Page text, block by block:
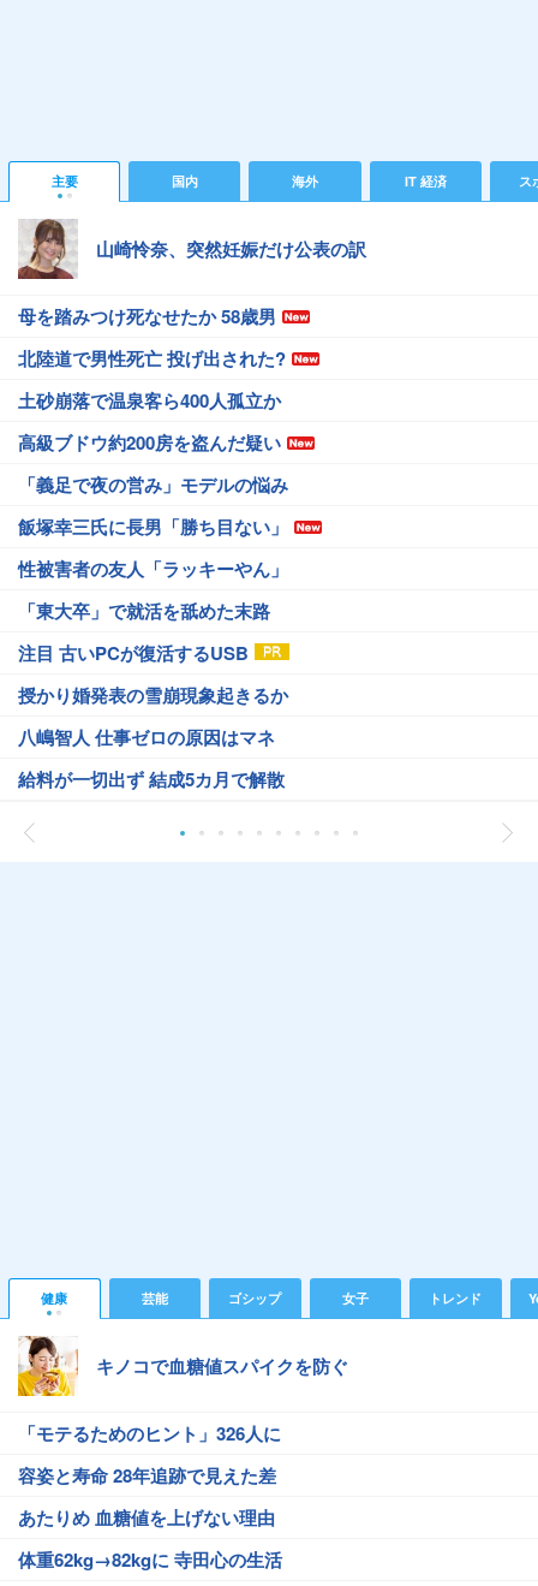
主要 国内 海外 IT 経済 ス
山崎怜奈、突然妊娠だけ公表の訳
母を踏みつけ死なせたか 58歳男
北陸道で男性死亡 投げ出された?
土砂崩落で温泉客ら400人孤立か
高級ブドウ約200房を盗んだ疑い
「義足で夜の営み」モデルの悩み
飯塚幸三氏に長男「勝ち目ない」
性被害者の友人「ラッキーやん」
「東大卒」で就活を舐めた末路
注目 古いPCが復活するUSB
授かり婚発表の雪崩現象起きるか
八嶋智人 仕事ゼロの原因はマネ
給料が一切出ず 結成5カ月で解散
健康 芸能 ゴシップ 女子 トレンド
キノコで血糖値スパイクを防ぐ
「モテるためのヒント」326人に
容姿と寿命 28年追跡で見えた差
あたりめ 血糖値を上げない理由
体重62kg→82kgに 寺田心の生活